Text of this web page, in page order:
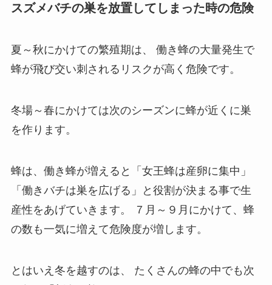
スズメバチの巣を放置してしまった時の危険
夏～秋にかけての繁殖期は、
働き蜂の大量発生で
蜂が飛び交い刺されるリスクが高く危険です。
冬場～春にかけては次のシーズンに蜂が近くに巣
を作ります。
蜂は、働き蜂が増えると「女王蜂は産卵に集中」
「働きバチは巣を広げる」と役割が決まる事で生
産性をあげていきます。
７月～９月にかけて、蜂
の数も一気に増えて危険度が増します。
とはいえ冬を越すのは、
たくさんの蜂の中でも次